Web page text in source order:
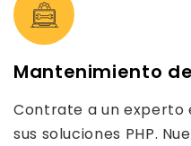
Mantenimiento de
Contrate a un experto
sus soluciones PHP.